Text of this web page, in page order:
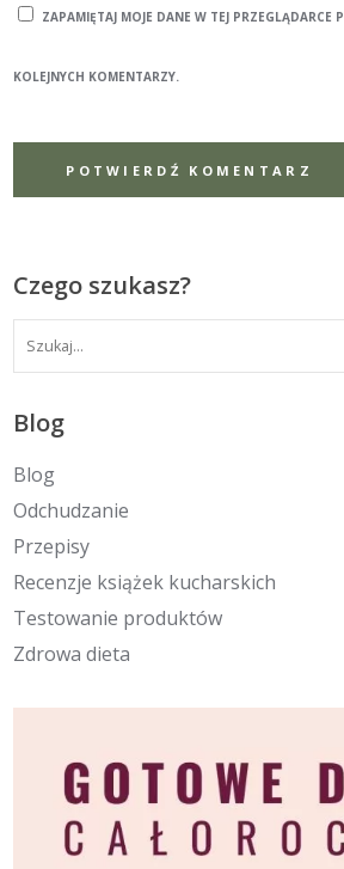
ZAPAMIĘTAJ MOJE DANE W TEJ PRZEGLĄDARCE
KOLEJNYCH KOMENTARZY.
Czego szukasz?
Blog
Blog
Odchudzanie
Przepisy
Recenzje książek kucharskich
Testowanie produktów
Zdrowa dieta